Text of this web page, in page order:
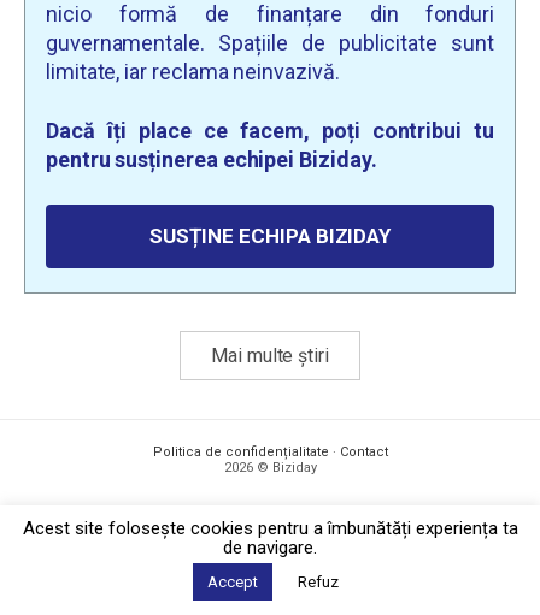
nicio formă de finanțare din fonduri
guvernamentale. Spațiile de publicitate sunt
limitate, iar reclama neinvazivă.
Dacă îți place ce facem, poți contribui tu
pentru susținerea echipei Biziday.
SUSȚINE ECHIPA BIZIDAY
Mai multe știri
Politica de confidențialitate · Contact
2026 © Biziday
Acest site foloseşte cookies pentru a îmbunătăți experiența ta
de navigare.
Accept Refuz